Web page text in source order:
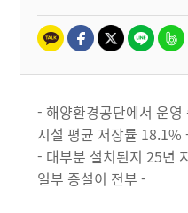
- 해양환경공단에서 운
시설 평균 저장률 18.1%
- 대부분 설치된지 25년
일부 증설이 전부 -